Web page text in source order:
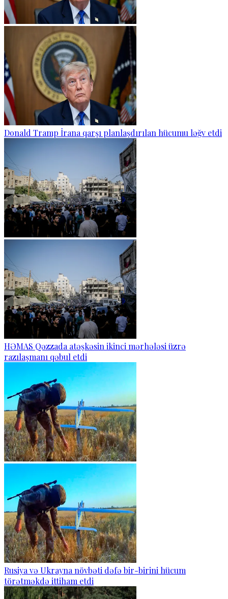
Donald Tramp İrana qarşı planlaşdırılan hücumu ləğv etdi
HƏMAS Qəzzada atəşkəsin ikinci mərhələsi üzrə
razılaşmanı qəbul etdi
Rusiya və Ukrayna növbəti dəfə bir-birini hücum
törətməkdə ittiham etdi